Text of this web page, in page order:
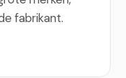
fabrikant.